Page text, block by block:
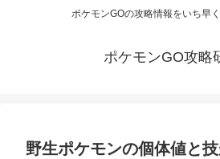
ポケモンGOの攻略情報をいち早
ポケモンGO攻略
野生ポケモンの個体値と